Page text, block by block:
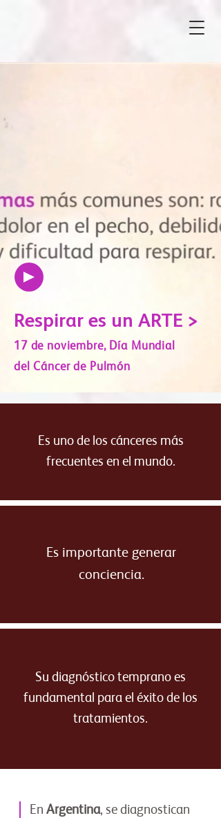
Respirar es un ARTE >
17 de noviembre, Día Mundial
del Cáncer de Pulmón
Es uno de los cánceres más
frecuentes en el mundo.
Es importante generar
conciencia.
Su diagnóstico temprano es
fundamental para el éxito de los
tratamientos.
En Argentina, se diagnostican